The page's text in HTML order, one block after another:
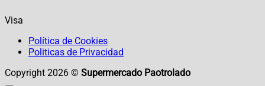
Visa
Política de Cookies
Politicas de Privacidad
Copyright 2026 © Supermercado Paotrolado